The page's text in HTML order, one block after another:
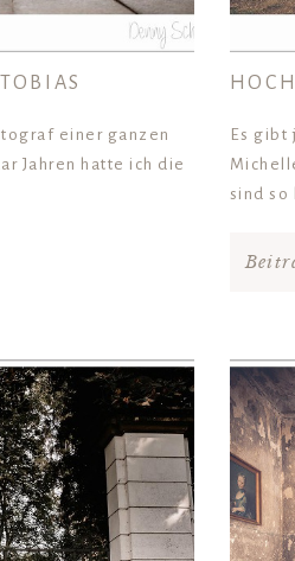
einer ganzen
Jahren hatte ich die
Es gibt
sind so